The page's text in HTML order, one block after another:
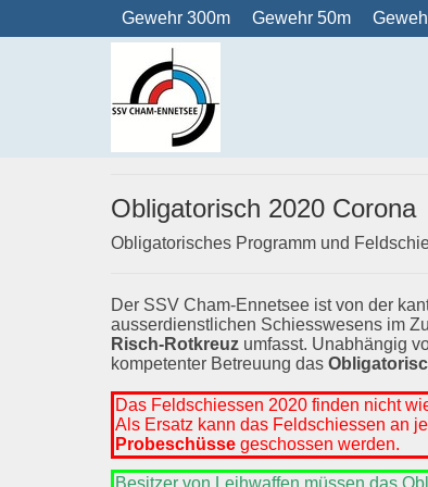
Gewehr 300m Gewehr 50m
Obligatorisch 2020 Corona
Obligatorisches Programm und
Der SSV Cham-Ennetsee ist von der
ausserdienstlichen Schiesswesens im
Risch-Rotkreuz umfasst. Unabhängig
kompetenter Betreuung das
Das Feldschiessen 2020 finden nicht
Als Ersatz kann das Feldschiessen an
Probeschüsse geschossen werden.
Besitzer von Leihwaffen müssen das